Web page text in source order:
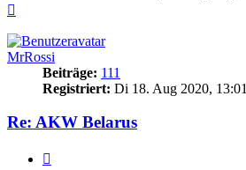
MrRossi
Beiträge: 111
Registriert: Di 18. Aug 2020, 13:01
Re: AKW Belarus